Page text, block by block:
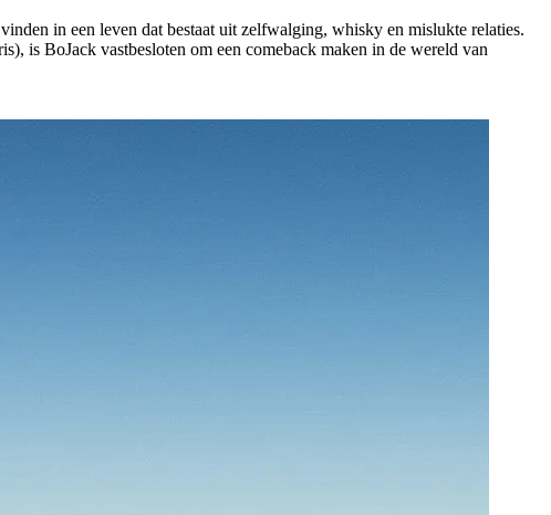
in een leven dat bestaat uit zelfwalging, whisky en mislukte relaties.
is BoJack vastbesloten om een comeback maken in de wereld van